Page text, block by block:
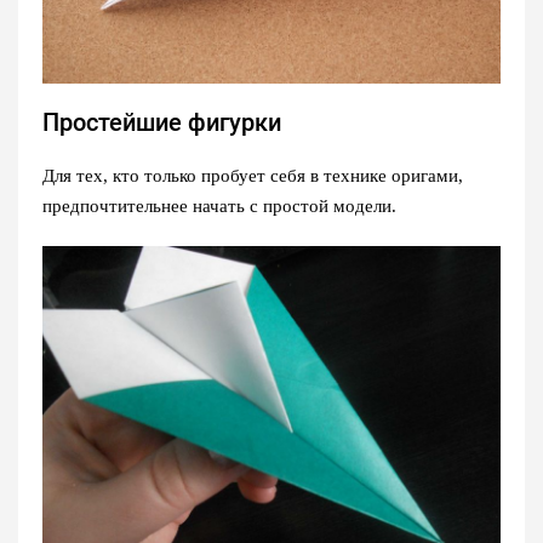
Простейшие фигурки
Для тех, кто только пробует себя в технике оригами,
предпочтительнее начать с простой модели.